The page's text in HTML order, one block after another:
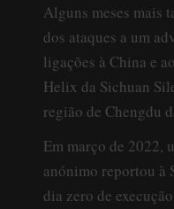
Alguns meses mais
dos ataques a um
ligações à China e
Helix da Sichuan
região de Chengdu
Em março de 2022,
anónimo reportou à
dia zero de